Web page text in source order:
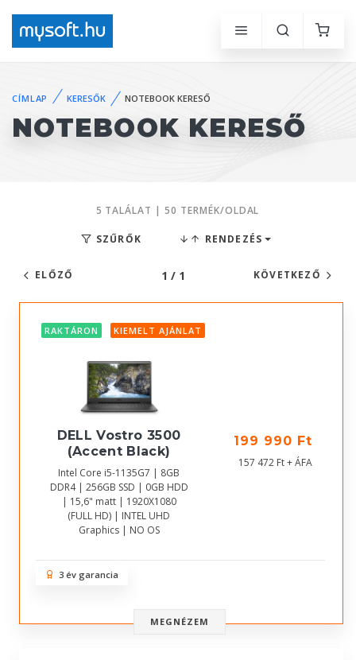
CÍMLAP KERESŐK NOTEBOOK KERESŐ
NOTEBOOK KERESŐ
5 TALÁLAT | 50 TERMÉK/OLDAL
SZŰRŐK RENDEZÉS
ELŐZŐ 1 / 1 KÖVETKEZŐ
RAKTÁRON KIEMELT AJÁNLAT
DELL Vostro 3500
(Accent Black)
Intel Core i5-1135G7 | 8GB
DDR4 | 256GB SSD | 0GB HDD
| 15,6" matt | 1920X1080
(FULL HD) | INTEL UHD
Graphics | NO OS
199 990 Ft
157 472 Ft + ÁFA
3 év garancia
MEGNÉZEM